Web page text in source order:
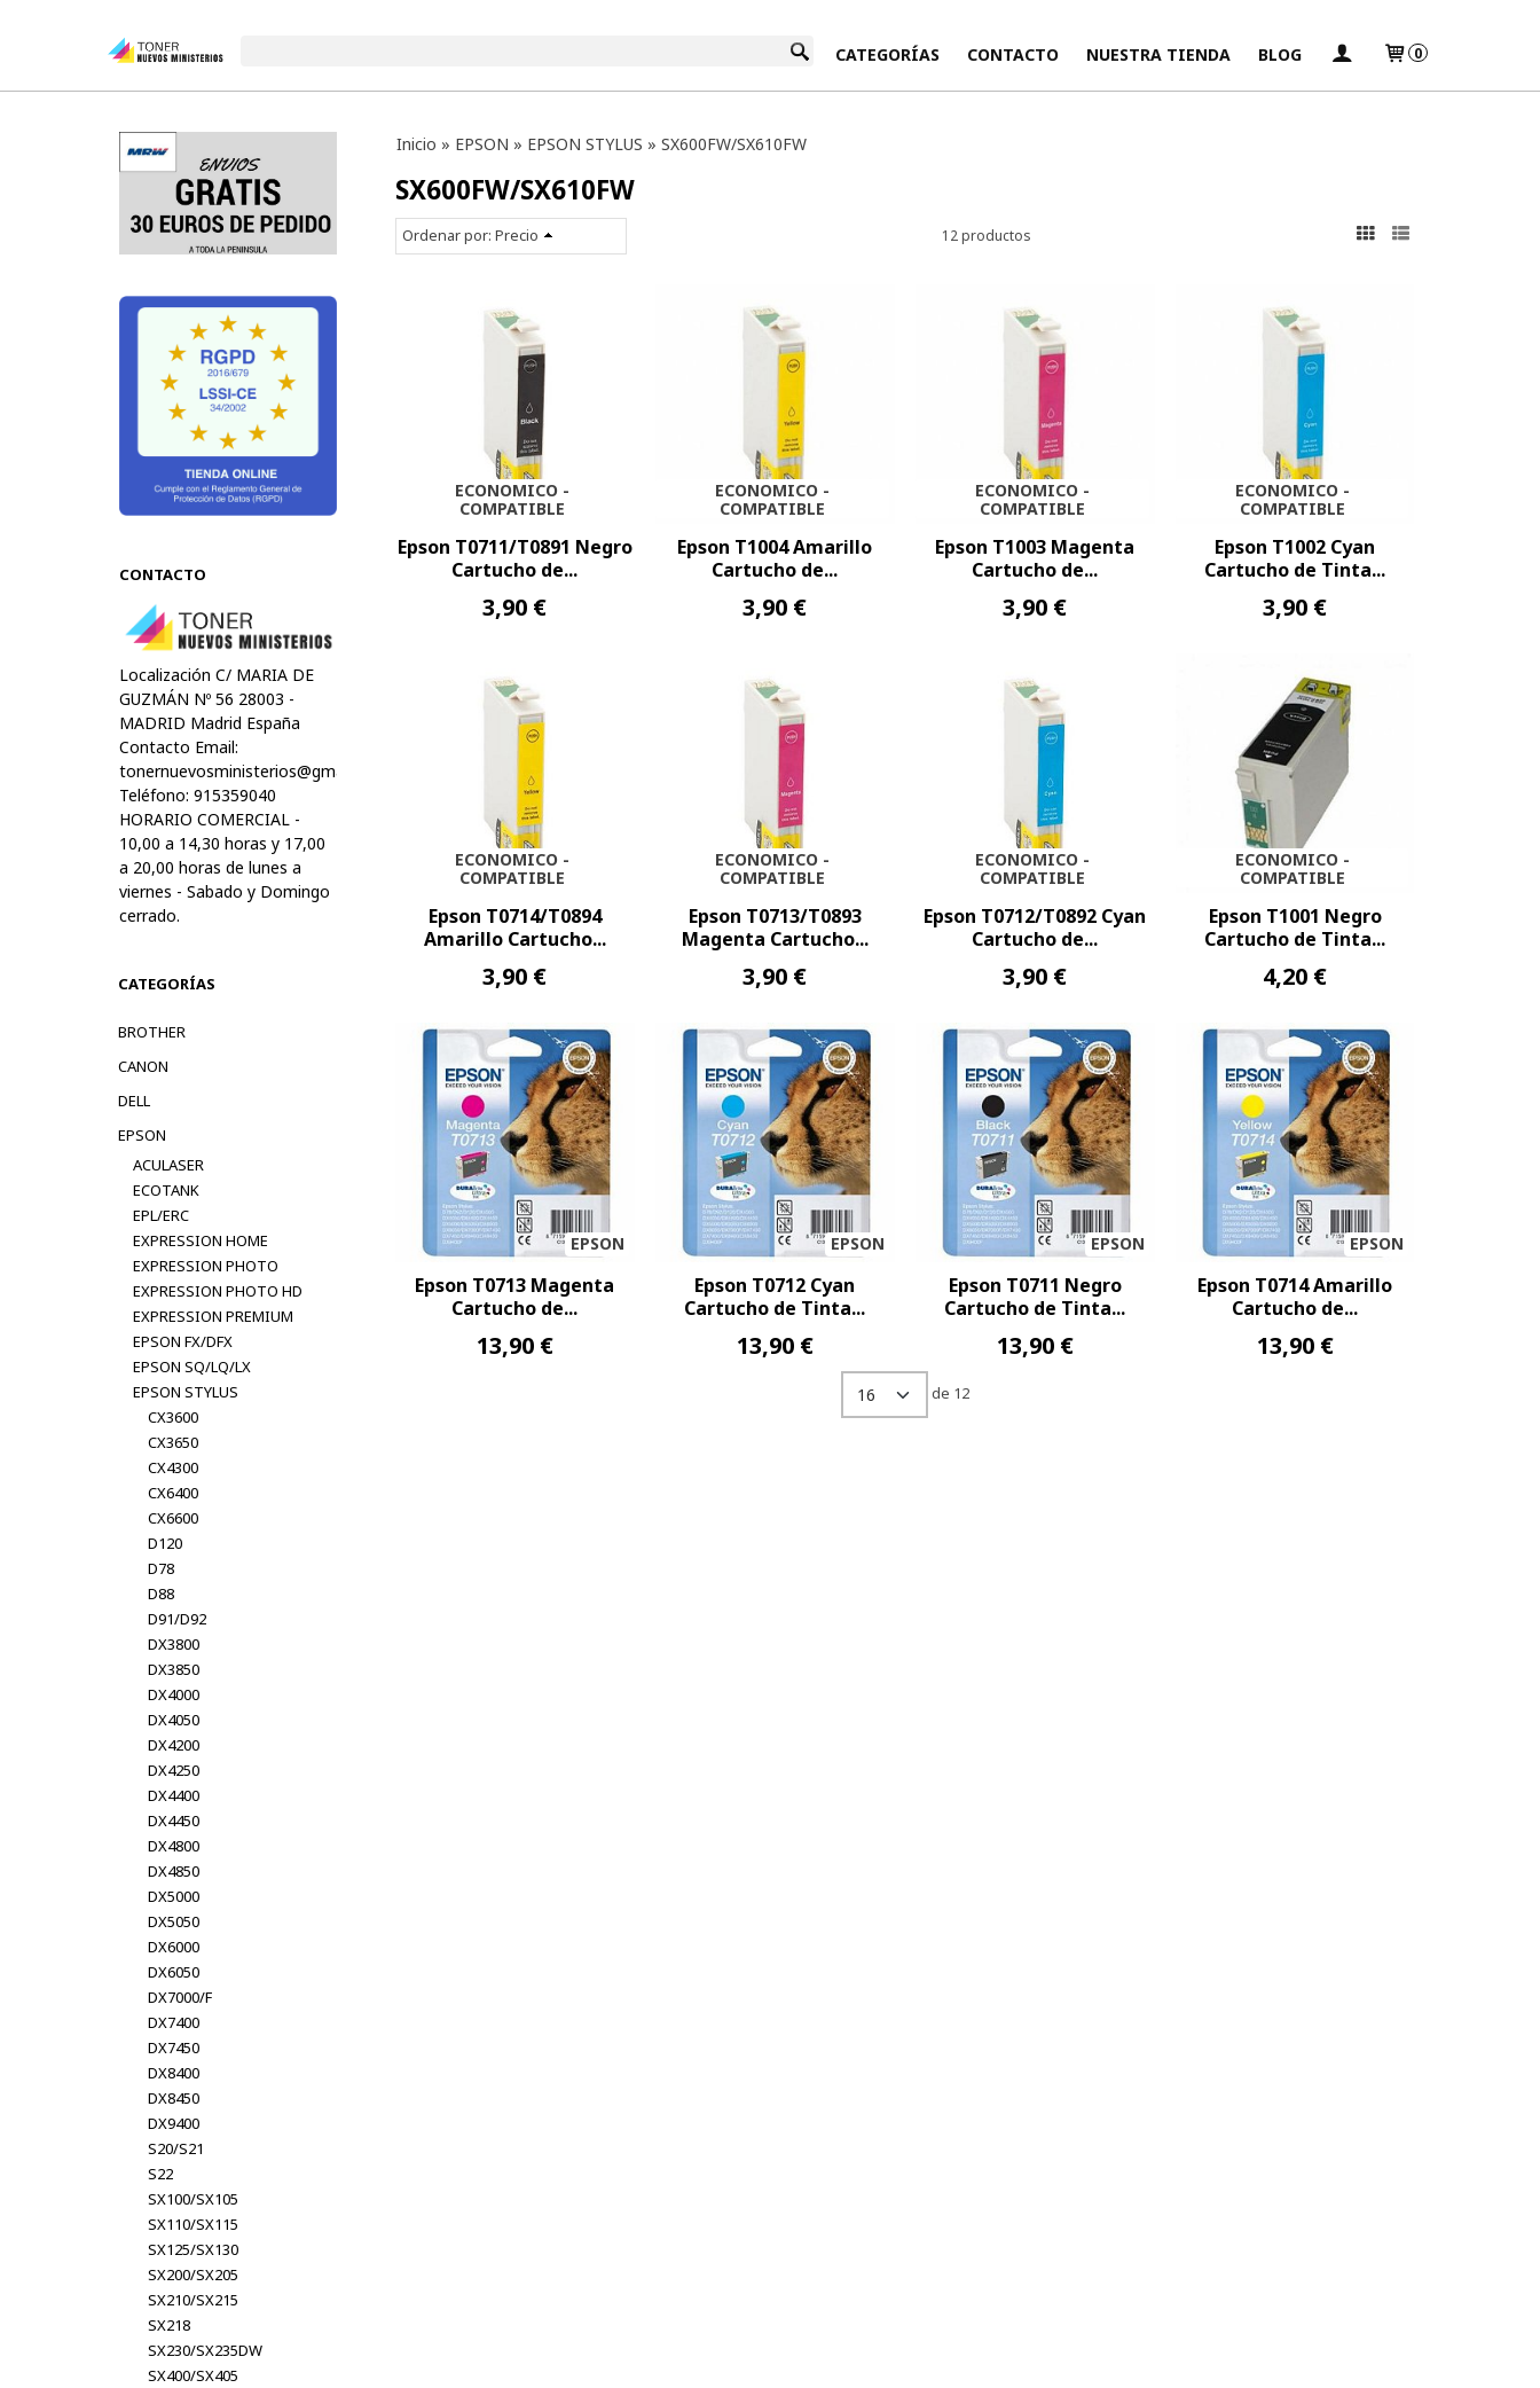
INICIO CATEGORÍAS CONTACTO NUESTRA TIENDA BLOG 0
CONTACTO
Localización C/ MARIA DE
GUZMÁN Nº 56 28003 -
MADRID Madrid España
Contacto Email:
tonernuevosministerios@gmail.com
Teléfono: 915359040
HORARIO COMERCIAL -
10,00 a 14,30 horas y 17,00
a 20,00 horas de lunes a
viernes - Sabado y Domingo
cerrado.
CATEGORÍAS
BROTHER
CANON
DELL
EPSON
ACULASER
ECOTANK
EPL/ERC
EXPRESSION HOME
EXPRESSION PHOTO
EXPRESSION PHOTO HD
EXPRESSION PREMIUM
EPSON FX/DFX
EPSON SQ/LQ/LX
EPSON STYLUS
CX3600
CX3650
CX4300
CX6400
CX6600
D120
D78
D88
D91/D92
DX3800
DX3850
DX4000
DX4050
DX4200
DX4250
DX4400
DX4450
DX4800
DX4850
DX5000
DX5050
DX6000
DX6050
DX7000/F
DX7400
DX7450
DX8400
DX8450
DX9400
S20/S21
S22
SX100/SX105
SX110/SX115
SX125/SX130
SX200/SX205
SX210/SX215
SX218
SX230/SX235DW
SX400/SX405
Inicio » EPSON » EPSON STYLUS » SX600FW/SX610FW
SX600FW/SX610FW
Ordenar por: Precio 12 productos
ECONOMICO -
COMPATIBLE
Epson T0711/T0891 Negro
Cartucho de...
3,90 €
ECONOMICO -
COMPATIBLE
Epson T1004 Amarillo
Cartucho de...
3,90 €
ECONOMICO -
COMPATIBLE
Epson T1003 Magenta
Cartucho de...
3,90 €
ECONOMICO -
COMPATIBLE
Epson T1002 Cyan
Cartucho de Tinta...
3,90 €
ECONOMICO -
COMPATIBLE
Epson T0714/T0894
Amarillo Cartucho...
3,90 €
ECONOMICO -
COMPATIBLE
Epson T0713/T0893
Magenta Cartucho...
3,90 €
ECONOMICO -
COMPATIBLE
Epson T0712/T0892 Cyan
Cartucho de...
3,90 €
ECONOMICO -
COMPATIBLE
Epson T1001 Negro
Cartucho de Tinta...
4,20 €
EPSON
Epson T0713 Magenta
Cartucho de...
13,90 €
EPSON
Epson T0712 Cyan
Cartucho de Tinta...
13,90 €
EPSON
Epson T0711 Negro
Cartucho de Tinta...
13,90 €
EPSON
Epson T0714 Amarillo
Cartucho de...
13,90 €
de 12